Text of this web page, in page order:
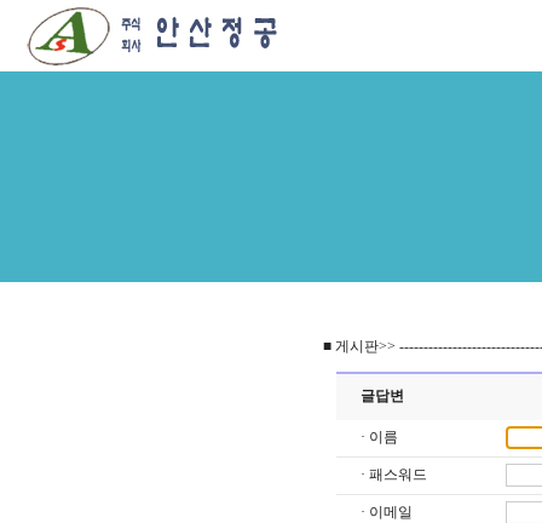
■ 게시판>>
글답변
· 이름
· 패스워드
· 이메일